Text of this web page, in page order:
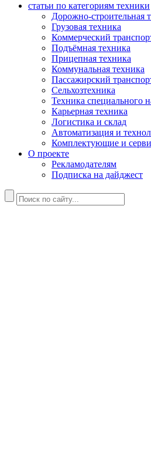
статьи по категориям техники
Дорожно-строительная
Грузовая техника
Коммерческий
Подъёмная техника
Прицепная техника
Коммунальная техника
Пассажирский
Сельхозтехника
Техника специального
Карьерная техника
Логистика и склад
Автоматизация и
Комплектующие и
О проекте
Рекламодателям
Подписка на дайджест